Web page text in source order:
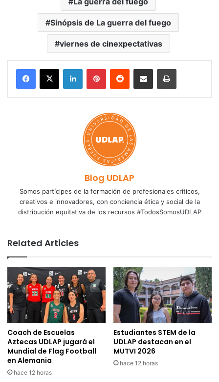
Sinópsis de La guerra del fuego
viernes de cinexpectativas
LinkedInPinterestReddit Share via Email Print
Blog UDLAP
Somos partícipes de la formación de profesionales críticos,
creativos e innovadores, con conciencia ética y social de la
distribución equitativa de los recursos #TodosSomosUDLAP
Related Articles
Coach de Escuelas
Aztecas UDLAP jugará el
Mundial de Flag Football
en Alemania
hace 12 horas
Estudiantes STEM de la
UDLAP destacan en el
MUTVI 2026
hace 12 horas